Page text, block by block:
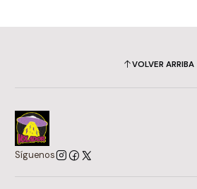
VOLVER ARRIBA
Síguenos